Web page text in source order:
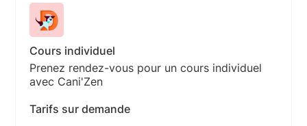
Cours individuel
Prenez rendez-vous pour un cours individuel
avec Cani'Zen
Tarifs sur demande